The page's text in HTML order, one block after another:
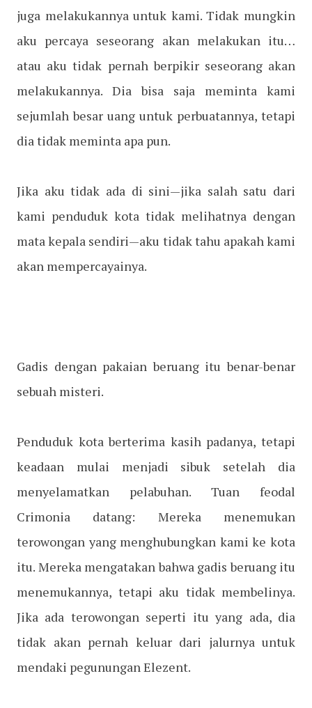
juga melakukannya untuk kami. Tidak mungkin
aku percaya seseorang akan melakukan itu…
atau aku tidak pernah berpikir seseorang akan
melakukannya. Dia bisa saja meminta kami
sejumlah besar uang untuk perbuatannya, tetapi
dia tidak meminta apa pun.
Jika aku tidak ada di sini—jika salah satu dari
kami penduduk kota tidak melihatnya dengan
mata kepala sendiri—aku tidak tahu apakah kami
akan mempercayainya.
Gadis dengan pakaian beruang itu benar-benar
sebuah misteri.
Penduduk kota berterima kasih padanya, tetapi
keadaan mulai menjadi sibuk setelah dia
menyelamatkan pelabuhan. Tuan feodal
Crimonia datang: Mereka menemukan
terowongan yang menghubungkan kami ke kota
itu. Mereka mengatakan bahwa gadis beruang itu
menemukannya, tetapi aku tidak membelinya.
Jika ada terowongan seperti itu yang ada, dia
tidak akan pernah keluar dari jalurnya untuk
mendaki pegunungan Elezent.